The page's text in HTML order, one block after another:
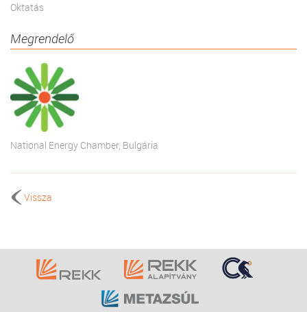
Oktatás
Megrendelő
National Energy Chamber, Bulgária
Vissza